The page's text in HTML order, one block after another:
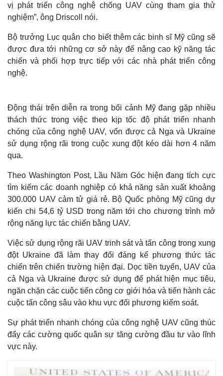
Thế giới
Quan sát
Cuộc sống đó đây
Hồ sơ
Multimedia
Video
Ảnh
E-Magazine
Infographic
vị phát triển công nghệ chống UAV cùng tham gia thử
nghiệm”, ông Driscoll nói.
Bộ trưởng Lục quân cho biết thêm các binh sĩ Mỹ cũng sẽ
được đưa tới những cơ sở này để nâng cao kỹ năng tác
chiến và phối hợp trực tiếp với các nhà phát triển công
nghệ.
Động thái trên diễn ra trong bối cảnh Mỹ đang gặp nhiều
thách thức trong việc theo kịp tốc độ phát triển nhanh
chóng của công nghệ UAV, vốn được cả Nga và Ukraine
sử dụng rộng rãi trong cuộc xung đột kéo dài hơn 4 năm
qua.
Theo Washington Post, Lầu Năm Góc hiện đang tích cực
tìm kiếm các doanh nghiệp có khả năng sản xuất khoảng
300.000 UAV cảm tử giá rẻ. Bộ Quốc phòng Mỹ cũng dự
kiến chi 54,6 tỷ USD trong năm tới cho chương trình mở
rộng năng lực tác chiến bằng UAV.
Việc sử dụng rộng rãi UAV trinh sát và tấn công trong xung
đột Ukraine đã làm thay đổi đáng kể phương thức tác
chiến trên chiến trường hiện đại. Dọc tiền tuyến, UAV của
cả Nga và Ukraine được sử dụng để phát hiện mục tiêu,
ngăn chặn các cuộc tiến công cơ giới hóa và tiến hành các
cuộc tấn công sâu vào khu vực đối phương kiểm soát.
Sự phát triển nhanh chóng của công nghệ UAV cũng thúc
đẩy các cường quốc quân sự tăng cường đầu tư vào lĩnh
vực này.